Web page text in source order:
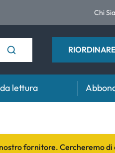
Chi
RIORDINARE
lettura
fornitore. Cercheremo